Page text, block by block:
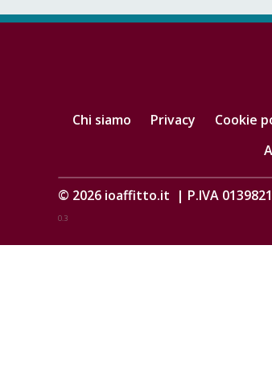
Chi siamo Privacy Cookie
© 2026 ioaffitto.it | P.IVA
0.3